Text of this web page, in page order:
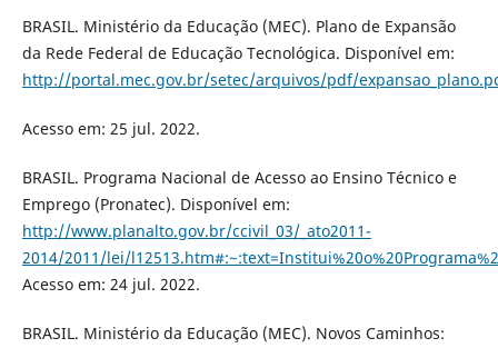
BRASIL. Ministério da Educação (MEC). Plano de Expansão
da Rede Federal de Educação Tecnológica. Disponível em:
http://portal.mec.gov.br/setec/arquivos/pdf/
Acesso em: 25 jul. 2022.
BRASIL. Programa Nacional de Acesso ao Ensino Técnico e
Emprego (Pronatec). Disponível em:
http://www.planalto.gov.br/ccivil_03/_ato2011-
2014/2011/lei/
Acesso em: 24 jul. 2022.
BRASIL. Ministério da Educação (MEC). Novos Caminhos: